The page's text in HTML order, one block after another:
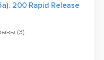
200 Rapid Release
(3)